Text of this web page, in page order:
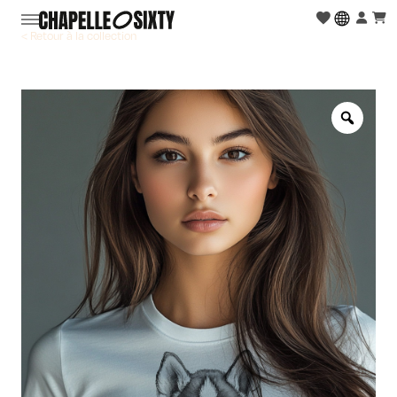
< Retour à la collection
Zoom